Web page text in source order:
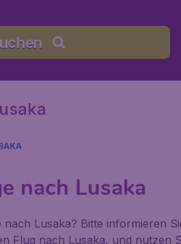
nach Lusaka
nach Lusaka? Bitte informieren
Flug nach Lusaka, und nutzen